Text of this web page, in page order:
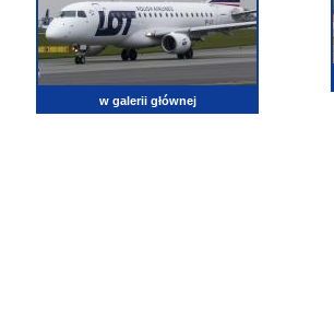
w galerii głównej